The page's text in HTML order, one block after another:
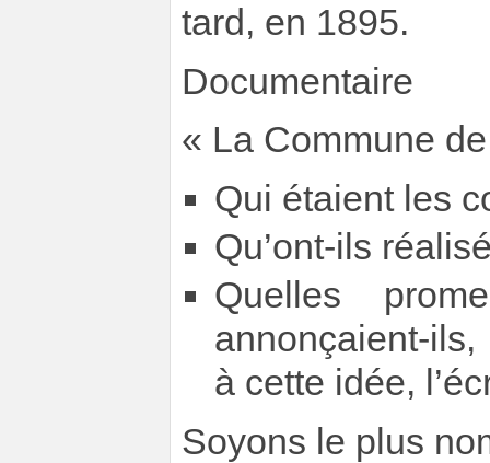
tard, en 1895.
Documentaire
« La Commune
Qui étaient les
Qu’ont-ils
Quelles
annonçaient-
à cette idée,
Soyons le plus